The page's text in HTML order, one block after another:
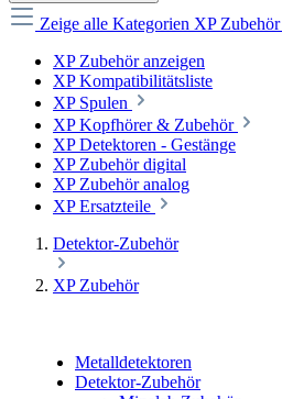
Zeige alle Kategorien XP Zubehör
XP Zubehör anzeigen
XP Kompatibilitätsliste
XP Spulen
XP Kopfhörer & Zubehör
XP Detektoren - Gestänge
XP Zubehör digital
XP Zubehör analog
XP Ersatzteile
Detektor-Zubehör
XP Zubehör
Metalldetektoren
Detektor-Zubehör